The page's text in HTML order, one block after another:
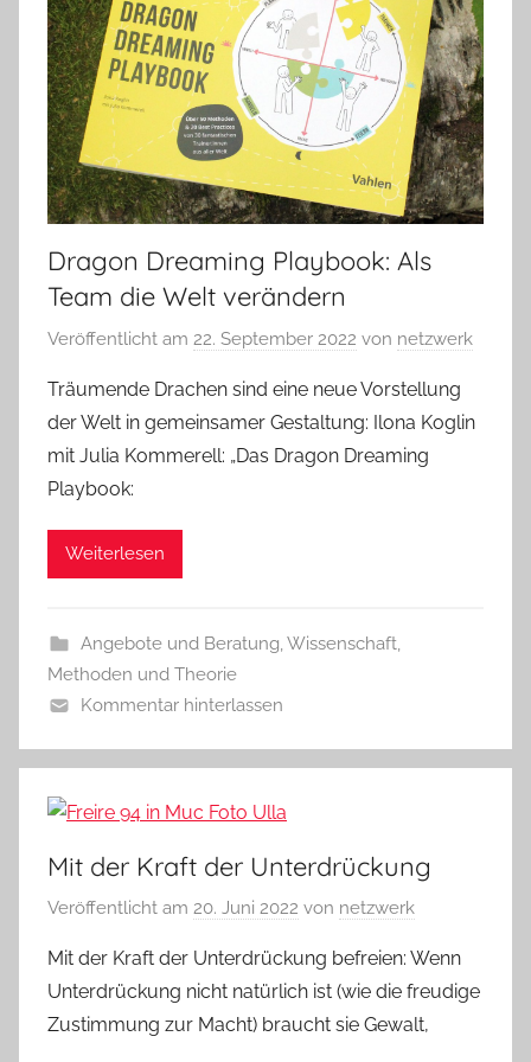
Dragon Dreaming Playbook: Als
Team die Welt verändern
Veröffentlicht am 22. September 2022 von netzwerk
Träumende Drachen sind eine neue Vorstellung
der Welt in gemeinsamer Gestaltung: Ilona Koglin
mit Julia Kommerell: „Das Dragon Dreaming
Playbook:
Weiterlesen
Angebote und Beratung Wissenschaft,
Methoden und Theorie
Kommentar hinterlassen
Mit der Kraft der Unterdrückung
Veröffentlicht am 20. Juni 2022 von netzwerk
Mit der Kraft der Unterdrückung befreien: Wenn
Unterdrückung nicht natürlich ist (wie die freudige
Zustimmung zur Macht) braucht sie Gewalt,